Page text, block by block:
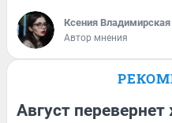
Ксения Владимирская
Автор мнения
Август